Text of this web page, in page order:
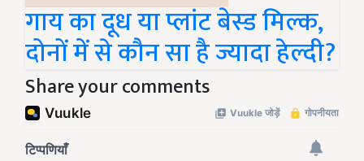
गाय का दूध या प्लांट बेस्ड मिल्क,
दोनों में से कौन सा है ज्यादा हेल्दी?
Share your comments